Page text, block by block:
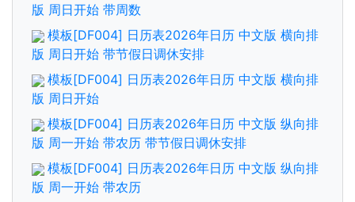
版 周日开始 带周数
模板[DF004] 日历表2026年日历 中文版 横向排
版 周日开始 带节假日调休安排
模板[DF004] 日历表2026年日历 中文版 横向排
版 周日开始
模板[DF004] 日历表2026年日历 中文版 纵向排
版 周一开始 带农历 带节假日调休安排
模板[DF004] 日历表2026年日历 中文版 纵向排
版 周一开始 带农历